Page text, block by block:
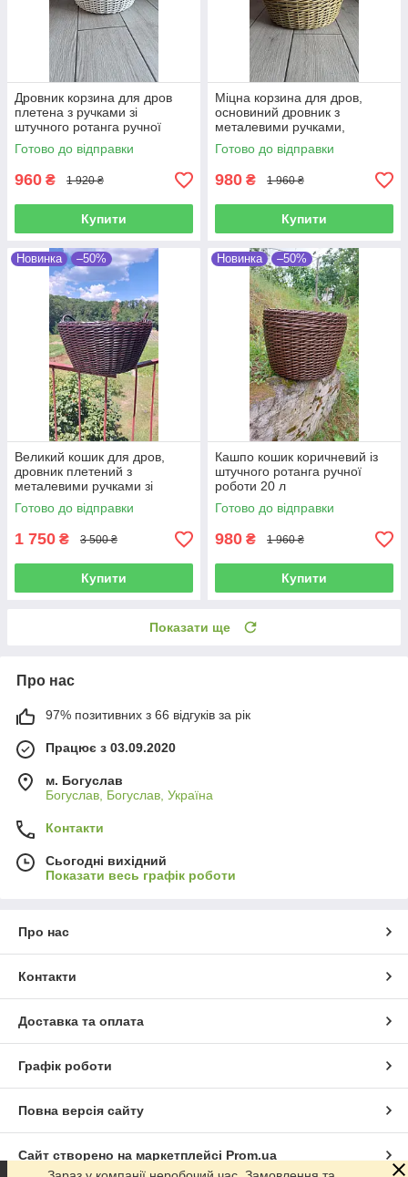
Дровник корзина для дров
плетена з ручками зі
штучного ротанга ручної
роботи 20 л
Готово до відправки
960 ₴ 1 920 ₴
Купити
Міцна корзина для дров,
основиний дровник з
металевими ручками,
дровниця до каміна, ручнами
з штучного ротангу 20 л
Готово до відправки
980 ₴ 1 960 ₴
Купити
Новинка –50%
Великий кошик для дров,
дровник плетений з
металевими ручками зі
штучного ротанга ручної
роботи 45 л
Готово до відправки
1 750 ₴ 3 500 ₴
Купити
Новинка –50%
Кашпо кошик коричневий із
штучного ротанга ручної
роботи 20 л
Готово до відправки
980 ₴ 1 960 ₴
Купити
Показати ще
Про нас
97% позитивних з 66 відгуків за рік
Працює з 03.09.2020
м. Богуслав
Богуслав, Богуслав, Україна
Контакти
Сьогодні вихідний
Показати весь графік роботи
Про нас
Контакти
Доставка та оплата
Графік роботи
Повна версія сайту
Сайт створено на маркетплейсі Prom.ua